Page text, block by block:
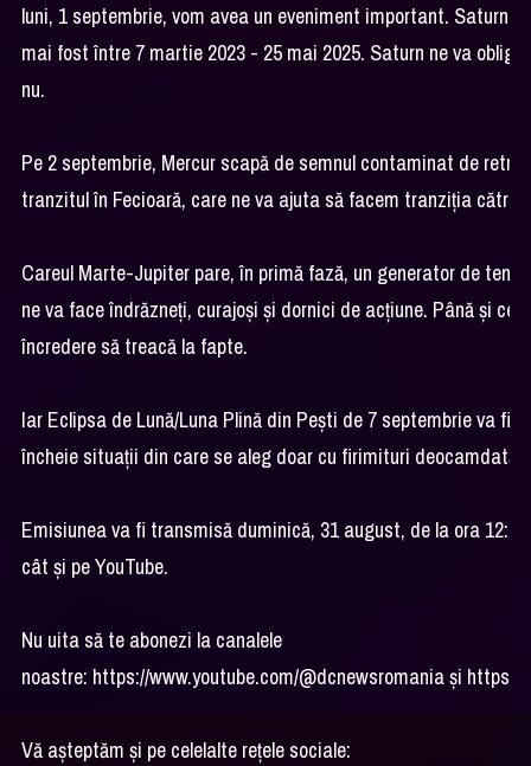
luni, 1 septembrie, vom avea un eveniment important. Saturn
mai fost între 7 martie 2023 - 25 mai 2025. Saturn ne va
nu.
Pe 2 septembrie, Mercur scapă de semnul contaminat de
tranzitul în Fecioară, care ne va ajuta să facem tranziția către
Careul Marte-Jupiter pare, în primă fază, un generator de
ne va face îndrăzneți, curajoși și dornici de acțiune. Până și
încredere să treacă la fapte.
Iar Eclipsa de Lună/Luna Plină din Pești de 7 septembrie va fi
încheie situații din care se aleg doar cu firimituri deocamdată.
Emisiunea va fi transmisă duminică, 31 august, de la ora
cât şi pe YouTube.
Nu uita să te abonezi la canalele
noastre: https://www.youtube.com/@dcnewsromania și
Vă așteptăm și pe celelalte rețele sociale: